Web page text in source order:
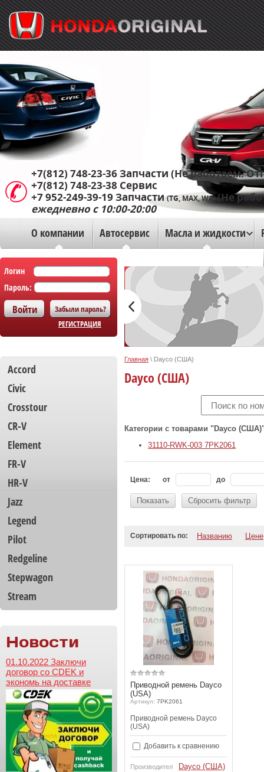
О компании Автосервис Масла и жидкости
+7(812) 748-23-36 Запчасти (Не работаем.
+7(812) 748-23-38 Сервис
+7 952-249-39-19 Запчасти(TG, MAX, WA)(Не
ежедневно с 10:00-20:00
Логин
Пароль:
Забыли пароль?
РЕГИСТРАЦИЯ
Accord
Civic
Crosstour
CR-V
Element
FR-V
HR-V
Jazz
Legend
Pilot
Redgeline
Stepwagon
Stream
Новости
01.10.2022 Заключи
договор со CDEK и
экономь на доставке
Главная \ Dayco (США)
Dayco (США)
Категории с товарами "Dayco
31110-RWK-003 7PK2061
Цена: от до
Показать Сбросить фильтр
Сортировать по: Названию Цене
Приводной ремень Dayco
(USA)
Артикул: 7PK2061
Приводной ремень Dayco
(USA)
Добавить к сравнению
Производител
Dayco (США)